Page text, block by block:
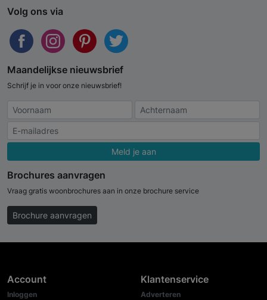
Volg ons via
Maandelijkse nieuwsbrief
Schrijf je in voor onze nieuwsbrief!
Meld je aan
Brochures aanvragen
Vraag gratis woonbrochures aan in onze brochure service
Brochure aanvragen
Account
Inloggen
Klantenservice
Adverteren